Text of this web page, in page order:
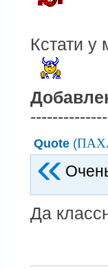
Кстати
Quote (
Да